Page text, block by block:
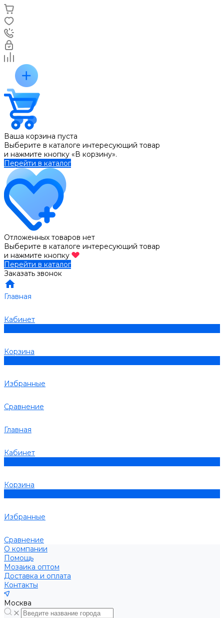
Ваша корзина пуста
Выберите в каталоге интересующий товар
и нажмите кнопку «В корзину».
Перейти в каталог
Отложенных товаров нет
Выберите в каталоге интересующий товар
и нажмите кнопку
Перейти в каталог
Заказать звонок
Главная
Кабинет
Корзина
Избранные
Сравнение
Главная
Кабинет
Корзина
Избранные
Сравнение
О компании
Помощь
Мозаика оптом
Доставка и оплата
Контакты
Москва